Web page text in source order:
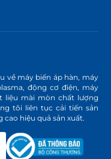
về máy biến áp hàn, máy
động cơ điện, máy
liệu mài mòn chất lượng
tôi liên tục cải tiến sản
cao hiệu quả sản xuất.